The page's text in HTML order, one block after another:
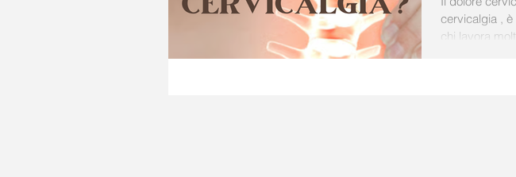
cervicalgia , è
chi lavora